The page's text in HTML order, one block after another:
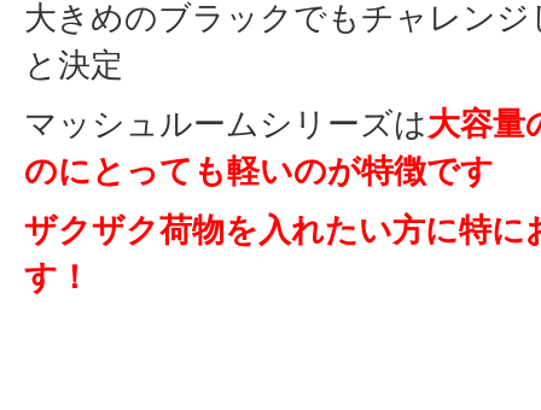
大きめのブラックでもチャレン
と決定
マッシュルームシリーズは大容量
のにとっても軽いのが特徴です
ザクザク荷物を入れたい方に特に
す！